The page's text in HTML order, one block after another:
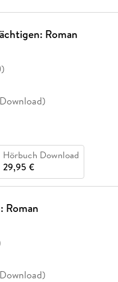
Roman
)
Hörbuch Download
29,95 €
Roman